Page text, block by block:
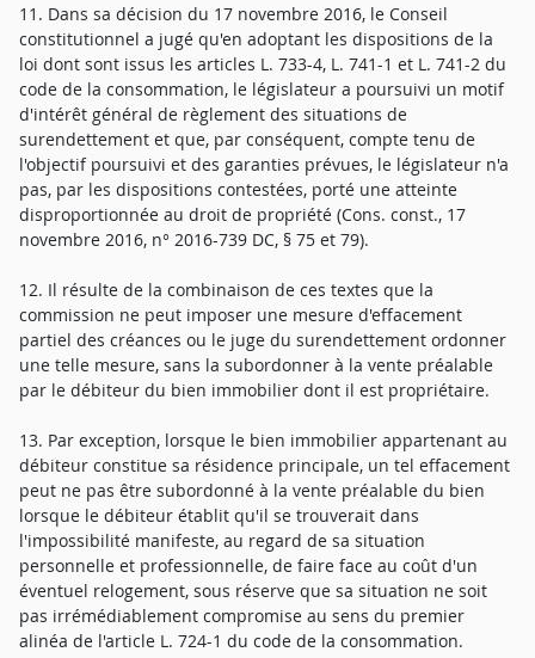
11. Dans sa décision du 17 novembre 2016, le Conseil
constitutionnel a jugé qu'en adoptant les dispositions de la
loi dont sont issus les articles L. 733-4, L. 741-1 et L. 741-2 du
code de la consommation, le législateur a poursuivi un motif
d'intérêt général de règlement des situations de
surendettement et que, par conséquent, compte tenu de
l'objectif poursuivi et des garanties prévues, le législateur n'a
pas, par les dispositions contestées, porté une atteinte
disproportionnée au droit de propriété (Cons. const., 17
novembre 2016, n° 2016-739 DC, § 75 et 79).
12. Il résulte de la combinaison de ces textes que la
commission ne peut imposer une mesure d'effacement
partiel des créances ou le juge du surendettement ordonner
une telle mesure, sans la subordonner à la vente préalable
par le débiteur du bien immobilier dont il est propriétaire.
13. Par exception, lorsque le bien immobilier appartenant au
débiteur constitue sa résidence principale, un tel effacement
peut ne pas être subordonné à la vente préalable du bien
lorsque le débiteur établit qu'il se trouverait dans
l'impossibilité manifeste, au regard de sa situation
personnelle et professionnelle, de faire face au coût d'un
éventuel relogement, sous réserve que sa situation ne soit
pas irrémédiablement compromise au sens du premier
alinéa de l'article L. 724-1 du code de la consommation.